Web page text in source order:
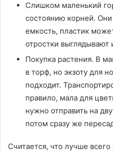
Слишком маленький
состоянию корней.
емкость, пластик
отростки выглядывают
Покупка растения. В
в торф, но экзоту для
подходит.
правило, мала для
нужно отправить на
потом сразу же
Считается, что лучше